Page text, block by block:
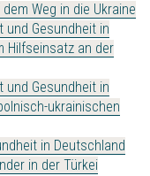
Weg in die Ukraine
und Gesundheit in
Hilfseinsatz an der
und Gesundheit in
ukrainischen
in Deutschland
in der Türkei